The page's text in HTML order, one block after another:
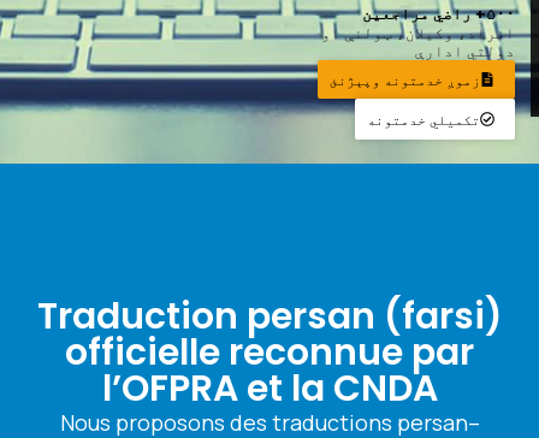
۵۰۰+ راضي مراجعین
افراد، وکیلان، ټولنې او
دولتي ادارې
زموږ خدمتونه وپېژنئ
تکمیلي خدمتونه
Traduction persan (farsi)
officielle reconnue par
l’OFPRA et la CNDA
Nous proposons des traductions persan–